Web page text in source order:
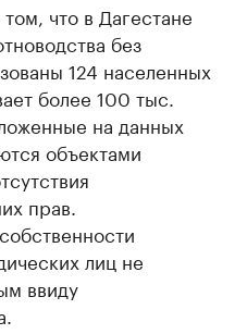
что в Дагестане
без
124 населенных
более 100 тыс.
на данных
объектами
прав.
лиц не
ввиду